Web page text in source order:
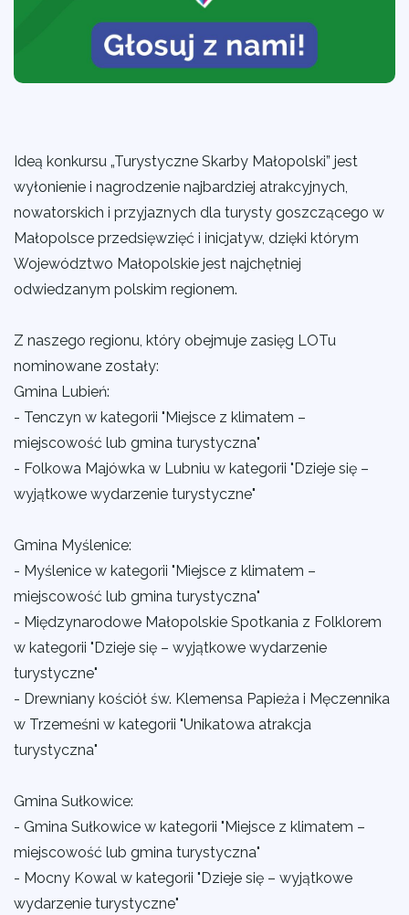
Ideą konkursu „Turystyczne Skarby Małopolski” jest
wyłonienie i nagrodzenie najbardziej atrakcyjnych,
nowatorskich i przyjaznych dla turysty goszczącego w
Małopolsce przedsięwzięć i inicjatyw, dzięki którym
Województwo Małopolskie jest najchętniej
odwiedzanym polskim regionem.
Z naszego regionu, który obejmuje zasięg LOTu
nominowane zostały:
Gmina Lubień:
- Tenczyn w kategorii "Miejsce z klimatem –
miejscowość lub gmina turystyczna"
- Folkowa Majówka w Lubniu w kategorii "Dzieje się –
wyjątkowe wydarzenie turystyczne"
Gmina Myślenice:
- Myślenice w kategorii "Miejsce z klimatem –
miejscowość lub gmina turystyczna"
- Międzynarodowe Małopolskie Spotkania z Folklorem
w kategorii "Dzieje się – wyjątkowe wydarzenie
turystyczne"
- Drewniany kościół św. Klemensa Papieża i Męczennika
w Trzemeśni w kategorii "Unikatowa atrakcja
turystyczna"
Gmina Sułkowice:
- Gmina Sułkowice w kategorii "Miejsce z klimatem –
miejscowość lub gmina turystyczna"
- Mocny Kowal w kategorii "Dzieje się – wyjątkowe
wydarzenie turystyczne"